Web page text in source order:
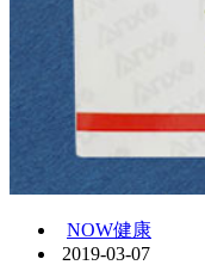
NOW健康
2019-03-07